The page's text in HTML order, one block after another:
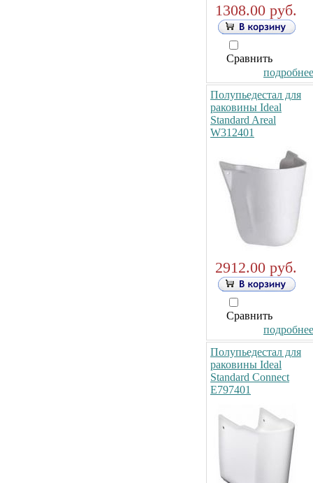
1308.00 руб.
Сравнить
Полупьедестал для
раковины Ideal
Standard Areal
W312401
2912.00 руб.
Сравнить
Полупьедестал для
раковины Ideal
Standard Connect
E797401